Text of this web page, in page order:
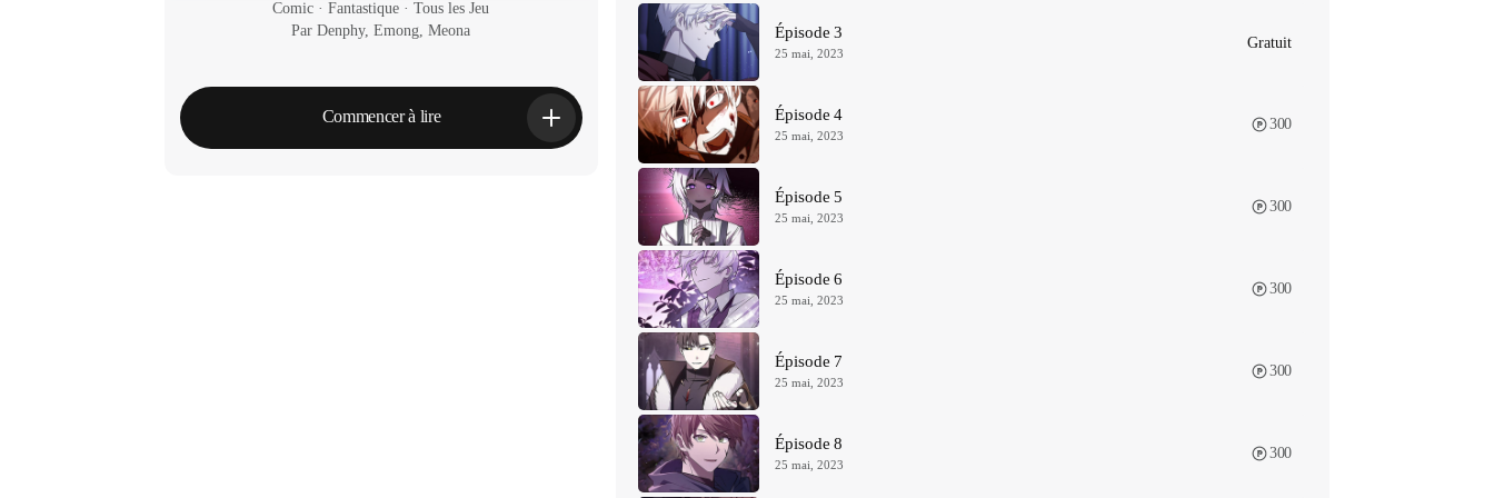
Épisode 3
25 mai, 2023
Gratuit
Épisode 4
25 mai, 2023
300
Épisode 5
25 mai, 2023
300
Épisode 6
25 mai, 2023
300
Épisode 7
25 mai, 2023
300
Épisode 8
25 mai, 2023
300
Comic · Fantastique · Tous les Jeu
Par Denphy, Emong, Meona
Commencer à lire